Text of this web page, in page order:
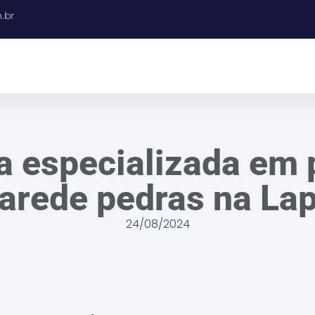
especializada em
pedras na
24/08/2024